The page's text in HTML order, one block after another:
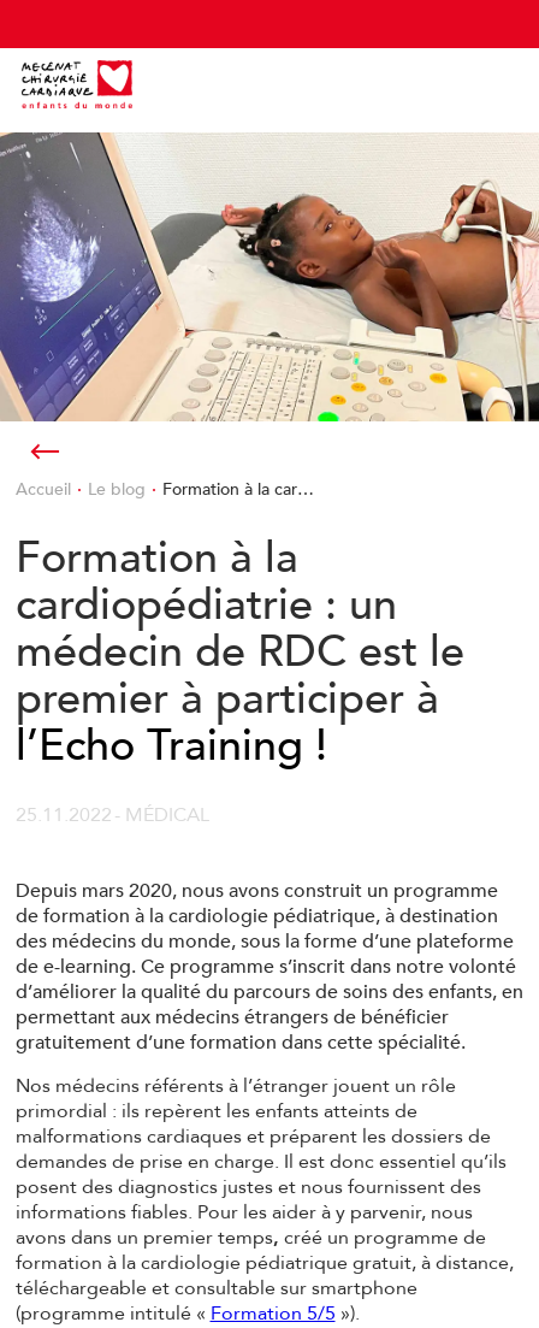
Accueil Le blog Formation à la car…
Formation à la
cardiopédiatrie : un
médecin de RDC est le
premier à participer à
l’Echo Training !
25.11.2022- MÉDICAL
Depuis mars 2020, nous avons construit un programme
de formation à la cardiologie pédiatrique, à destination
des médecins du monde, sous la forme d’une plateforme
de e-learning. Ce programme s’inscrit dans notre volonté
d’améliorer la qualité du parcours de soins des enfants, en
permettant aux médecins étrangers de bénéficier
gratuitement d’une formation dans cette spécialité.
Nos médecins référents à l’étranger jouent un rôle
primordial : ils repèrent les enfants atteints de
malformations cardiaques et préparent les dossiers de
demandes de prise en charge. Il est donc essentiel qu’ils
posent des diagnostics justes et nous fournissent des
informations fiables. Pour les aider à y parvenir, nous
avons dans un premier temps, créé un programme de
formation à la cardiologie pédiatrique gratuit, à distance,
téléchargeable et consultable sur smartphone
(programme intitulé « Formation 5/5 »).